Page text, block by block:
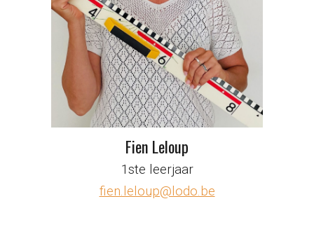
Fien Leloup
1ste leerjaar
fien.leloup@lodo.be